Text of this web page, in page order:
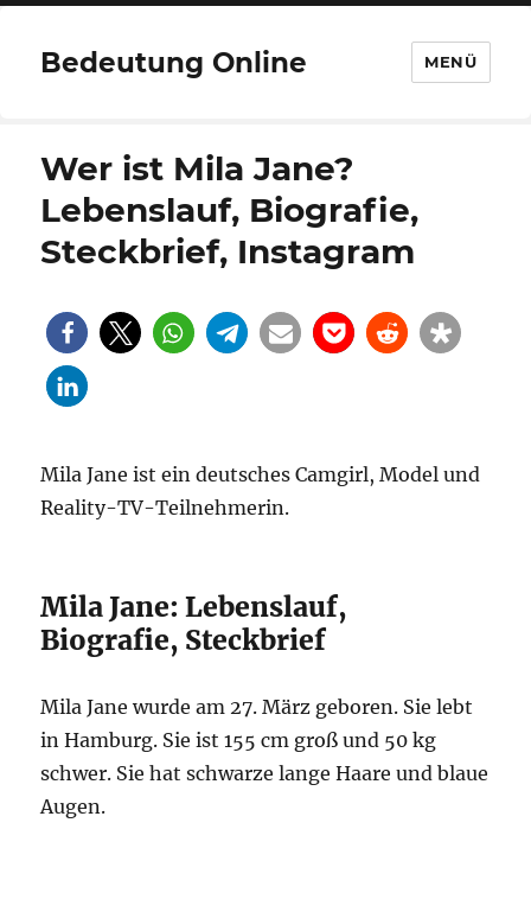
Bedeutung Online MENÜ
Wer ist Mila Jane?
Lebenslauf, Biografie,
Steckbrief, Instagram
Mila Jane ist ein deutsches Camgirl, Model und
Reality-TV-Teilnehmerin.
Mila Jane: Lebenslauf,
Biografie, Steckbrief
Mila Jane wurde am 27. März geboren. Sie lebt
in Hamburg. Sie ist 155 cm groß und 50 kg
schwer. Sie hat schwarze lange Haare und blaue
Augen.